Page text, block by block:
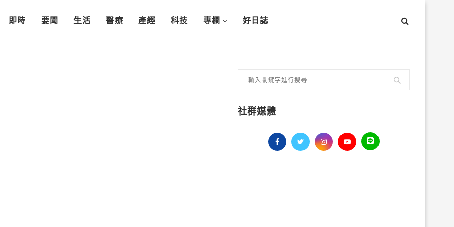
即時 要聞 生活 醫療 產經 科技 專欄 好日誌
社群媒體